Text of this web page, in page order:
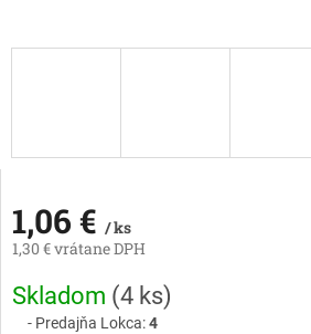
1,06 € / ks
1,30 € vrátane DPH
Jednotková
cena:
Skladom (4 ks)
Predajňa Lokca:4